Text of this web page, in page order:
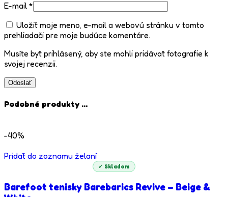
E-mail *
Uložiť moje meno, e-mail a webovú stránku v tomto
prehliadači pre moje budúce komentáre.
Musíte byť prihlásený, aby ste mohli pridávať fotografie k
svojej recenzii.
Podobné produkty ...
-40%
Pridať do zoznamu želaní
✓ Skladom
Barefoot tenisky Barebarics Revive – Beige &